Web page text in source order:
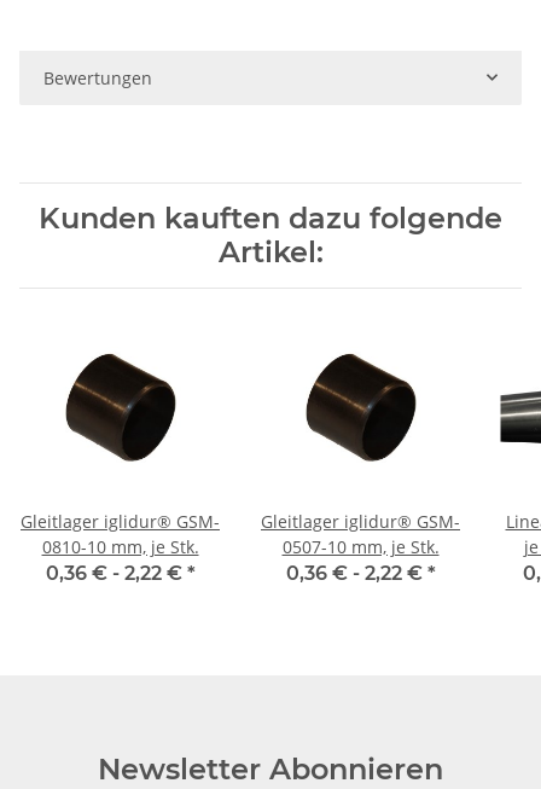
Bewertungen
Kunden kauften dazu folgende
Artikel:
Gleitlager iglidur® GSM-
0810-10 mm, je Stk.
0,36 € - 2,22 € *
Gleitlager iglidur® GSM-
0507-10 mm, je Stk.
0,36 € - 2,22 € *
Newsletter Abonnieren